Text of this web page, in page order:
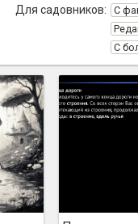
Для садовников: С
С